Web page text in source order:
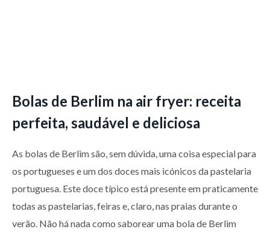
Bolas de Berlim na air fryer: receita
perfeita, saudável e deliciosa
As bolas de Berlim são, sem dúvida, uma coisa especial para
os portugueses e um dos doces mais icónicos da pastelaria
portuguesa. Este doce típico está presente em praticamente
todas as pastelarias, feiras e, claro, nas praias durante o
verão. Não há nada como saborear uma bola de Berlim